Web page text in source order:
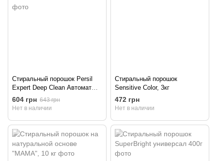
Стиральный порошок Persil
Expert Deep Clean Автомат
Sensitive 4.05 кг
604 грн 643 грн
Нет в наличии
Стиральный порошок
Sensitive Color, 3кг
472 грн
Нет в наличии